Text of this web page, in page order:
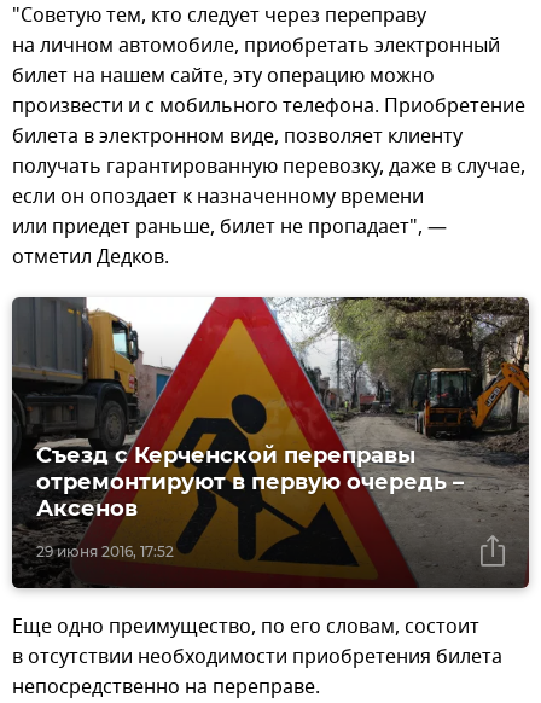
"Советую тем, кто следует через переправу
на личном автомобиле, приобретать электронный
билет на нашем сайте, эту операцию можно
произвести и с мобильного телефона. Приобретение
билета в электронном виде, позволяет клиенту
получать гарантированную перевозку, даже в случае,
если он опоздает к назначенному времени
или приедет раньше, билет не пропадает", —
отметил Дедков.
29 июня 2016, 17:52
Съезд с Керченской переправы
отремонтируют в первую очередь –
Аксенов
Еще одно преимущество, по его словам, состоит
в отсутствии необходимости приобретения билета
непосредственно на переправе.